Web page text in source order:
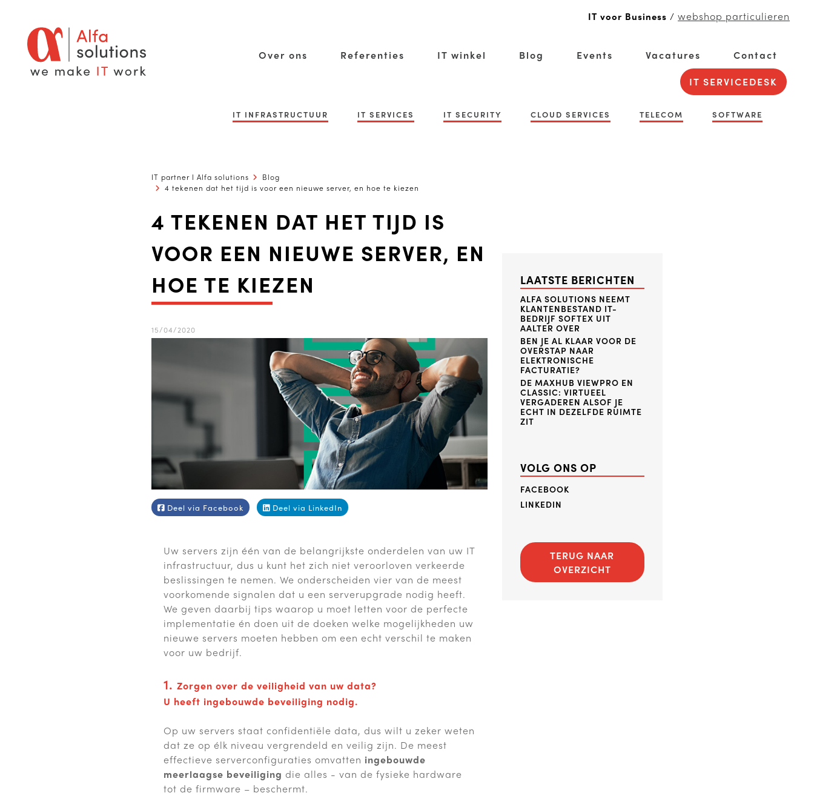
Over ons Referenties IT winkel Blog Events Vacatures
Contact
IT SERVICEDESK
IT INFRASTRUCTUUR IT SERVICES IT SECURITY CLOUD SERVICES TELECOM SOFTWARE
IT voor Business / webshop particulieren
IT partner I Alfa solutions
Blog
4 tekenen dat het tijd is voor een nieuwe server, en hoe te kiezen
4 TEKENEN DAT HET TIJD IS
VOOR EEN NIEUWE SERVER, EN
HOE TE KIEZEN
15/04/2020
Deel via Facebook Deel via LinkedIn
Uw servers zijn één van de belangrijkste onderdelen van uw IT
infrastructuur, dus u kunt het zich niet veroorloven verkeerde
beslissingen te nemen. We onderscheiden vier van de meest
voorkomende signalen dat u een serverupgrade nodig heeft.
We geven daarbij tips waarop u moet letten voor de perfecte
implementatie én doen uit de doeken welke mogelijkheden uw
nieuwe servers moeten hebben om een ​​echt verschil te maken
voor uw bedrijf.
1. Zorgen over de veiligheid van uw data?
U heeft ingebouwde beveiliging nodig.
Op uw servers staat confidentiële data, dus wilt u zeker weten
dat ze op élk niveau vergrendeld en veilig zijn. De meest
effectieve serverconfiguraties omvatten ingebouwde
meerlaagse beveiliging die alles - van de fysieke hardware
tot de firmware – beschermt.
LAATSTE BERICHTEN
ALFA SOLUTIONS NEEMT
KLANTENBESTAND IT-
BEDRIJF SOFTEX UIT
AALTER OVER
BEN JE AL KLAAR VOOR DE
OVERSTAP NAAR
ELEKTRONISCHE
FACTURATIE?
DE MAXHUB VIEWPRO EN
CLASSIC: VIRTUEEL
VERGADEREN ALSOF JE
ECHT IN DEZELFDE RUIMTE
ZIT
VOLG ONS OP
FACEBOOK
LINKEDIN
TERUG NAAR
OVERZICHT